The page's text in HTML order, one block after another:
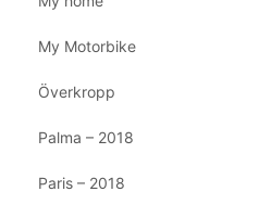
My Motorbike
Överkropp
Palma – 2018
Paris – 2018